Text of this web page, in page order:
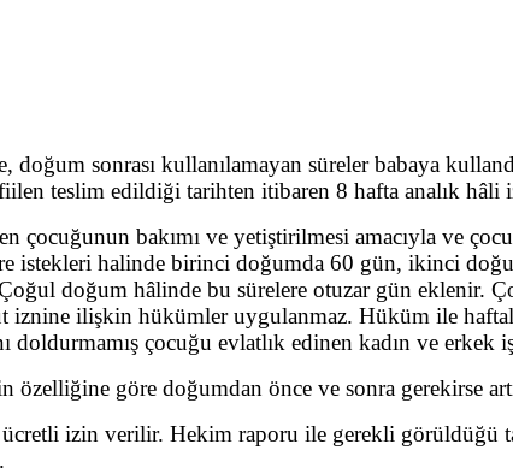
sonrası kullanılamayan süreler babaya
teslim edildiği tarihten itibaren 8 hafta analık hâli
bakımı ve yetiştirilmesi amacıyla ve
istekleri halinde birinci doğumda 60 gün, ikinci
doğum hâlinde bu sürelere otuzar gün eklenir.
ilişkin hükümler uygulanmaz. Hüküm ile
doldurmamış çocuğu evlatlık edinen kadın ve erkek
özelliğine göre doğumdan önce ve sonra gerekirse
izin verilir. Hekim raporu ile gerekli görüldüğü